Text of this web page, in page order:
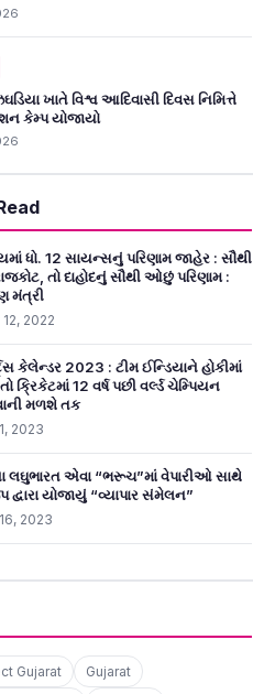
ખાતે વિશ્વ આદિવાસી દિવસ નિમિત્તે
કેમ્પ યોજાયો
ધો. 12 સાયન્સનું પરિણામ જાહેર : સૌથી
તો દાહોદનું સૌથી ઓછું પરિણામ :
મંત્રી
2022
કેલેન્ડર 2023 : ટીમ ઈન્ડિયાને હોકીમાં
ક્રિકેટમાં 12 વર્ષ પછી વર્લ્ડ ચેમ્પિયન
મળશે તક
2023
લઘુભારત એવા “ભરૂચ”માં વેપારીઓ સાથે
દ્વારા યોજાયું “વ્યાપાર સંમેલન”
2023
Gujarat
Gujarat